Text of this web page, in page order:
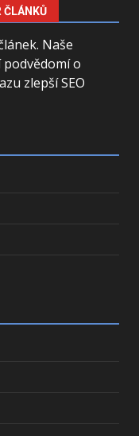
ČLÁNKŮ
Naše
o
zlepší SEO